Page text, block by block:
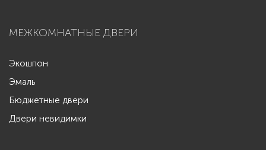
МЕЖКОМНАТНЫЕ ДВЕРИ
Экошпон
Эмаль
Бюджетные двери
Двери невидимки